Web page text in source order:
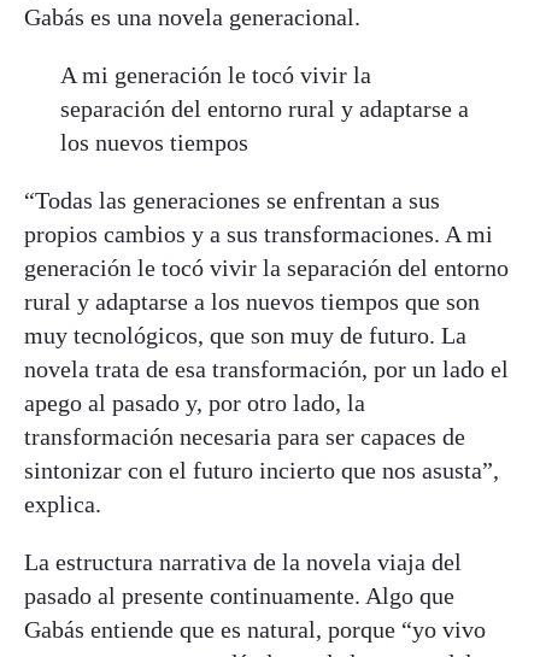
Gabás es una novela generacional.
A mi generación le tocó vivir la
separación del entorno rural y adaptarse a
los nuevos tiempos
“Todas las generaciones se enfrentan a sus
propios cambios y a sus transformaciones. A mi
generación le tocó vivir la separación del entorno
rural y adaptarse a los nuevos tiempos que son
muy tecnológicos, que son muy de futuro. La
novela trata de esa transformación, por un lado el
apego al pasado y, por otro lado, la
transformación necesaria para ser capaces de
sintonizar con el futuro incierto que nos asusta”,
explica.
La estructura narrativa de la novela viaja del
pasado al presente continuamente. Algo que
Gabás entiende que es natural, porque “yo vivo